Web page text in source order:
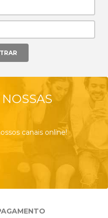
canais online!